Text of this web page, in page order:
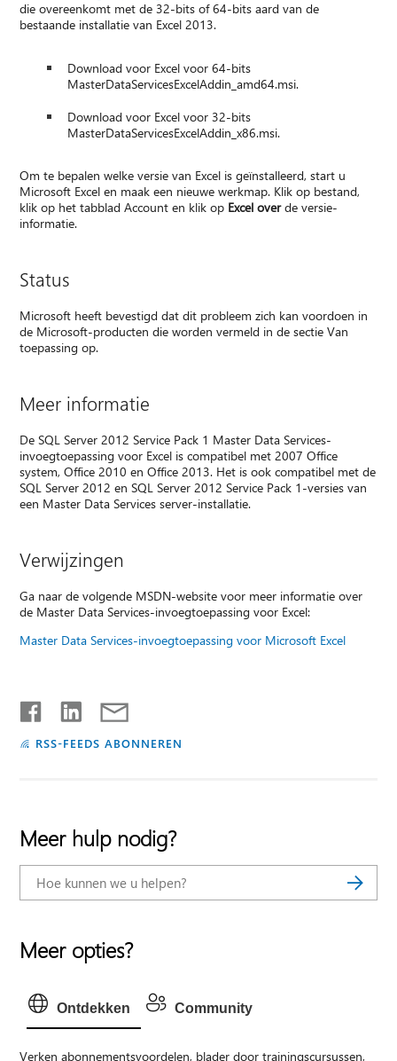
die overeenkomt met de 32-bits of 64-bits aard van de
bestaande installatie van Excel 2013.
Download voor Excel voor 64-bits
MasterDataServicesExcelAddin_amd64.msi.
Download voor Excel voor 32-bits
MasterDataServicesExcelAddin_x86.msi.
Om te bepalen welke versie van Excel is geïnstalleerd, start u
Microsoft Excel en maak een nieuwe werkmap. Klik op bestand,
klik op het tabblad Account en klik op Excel overde versie-
informatie.
Status
Microsoft heeft bevestigd dat dit probleem zich kan voordoen in
de Microsoft-producten die worden vermeld in de sectie Van
toepassing op.
Meer informatie
De SQL Server 2012 Service Pack 1 Master Data Services-
invoegtoepassing voor Excel is compatibel met 2007 Office
system, Office 2010 en Office 2013. Het is ook compatibel met de
SQL Server 2012 en SQL Server 2012 Service Pack 1-versies van
een Master Data Services server-installatie.
Verwijzingen
Ga naar de volgende MSDN-website voor meer informatie over
de Master Data Services-invoegtoepassing voor Excel:
Master Data Services-invoegtoepassing voor Microsoft Excel
RSS-FEEDS ABONNEREN
Meer hulp nodig?
Meer opties?
Ontdekken Community
Verken abonnementsvoordelen, blader door trainingscursussen,